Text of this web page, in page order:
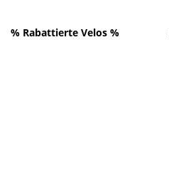
% Rabattierte Velos %